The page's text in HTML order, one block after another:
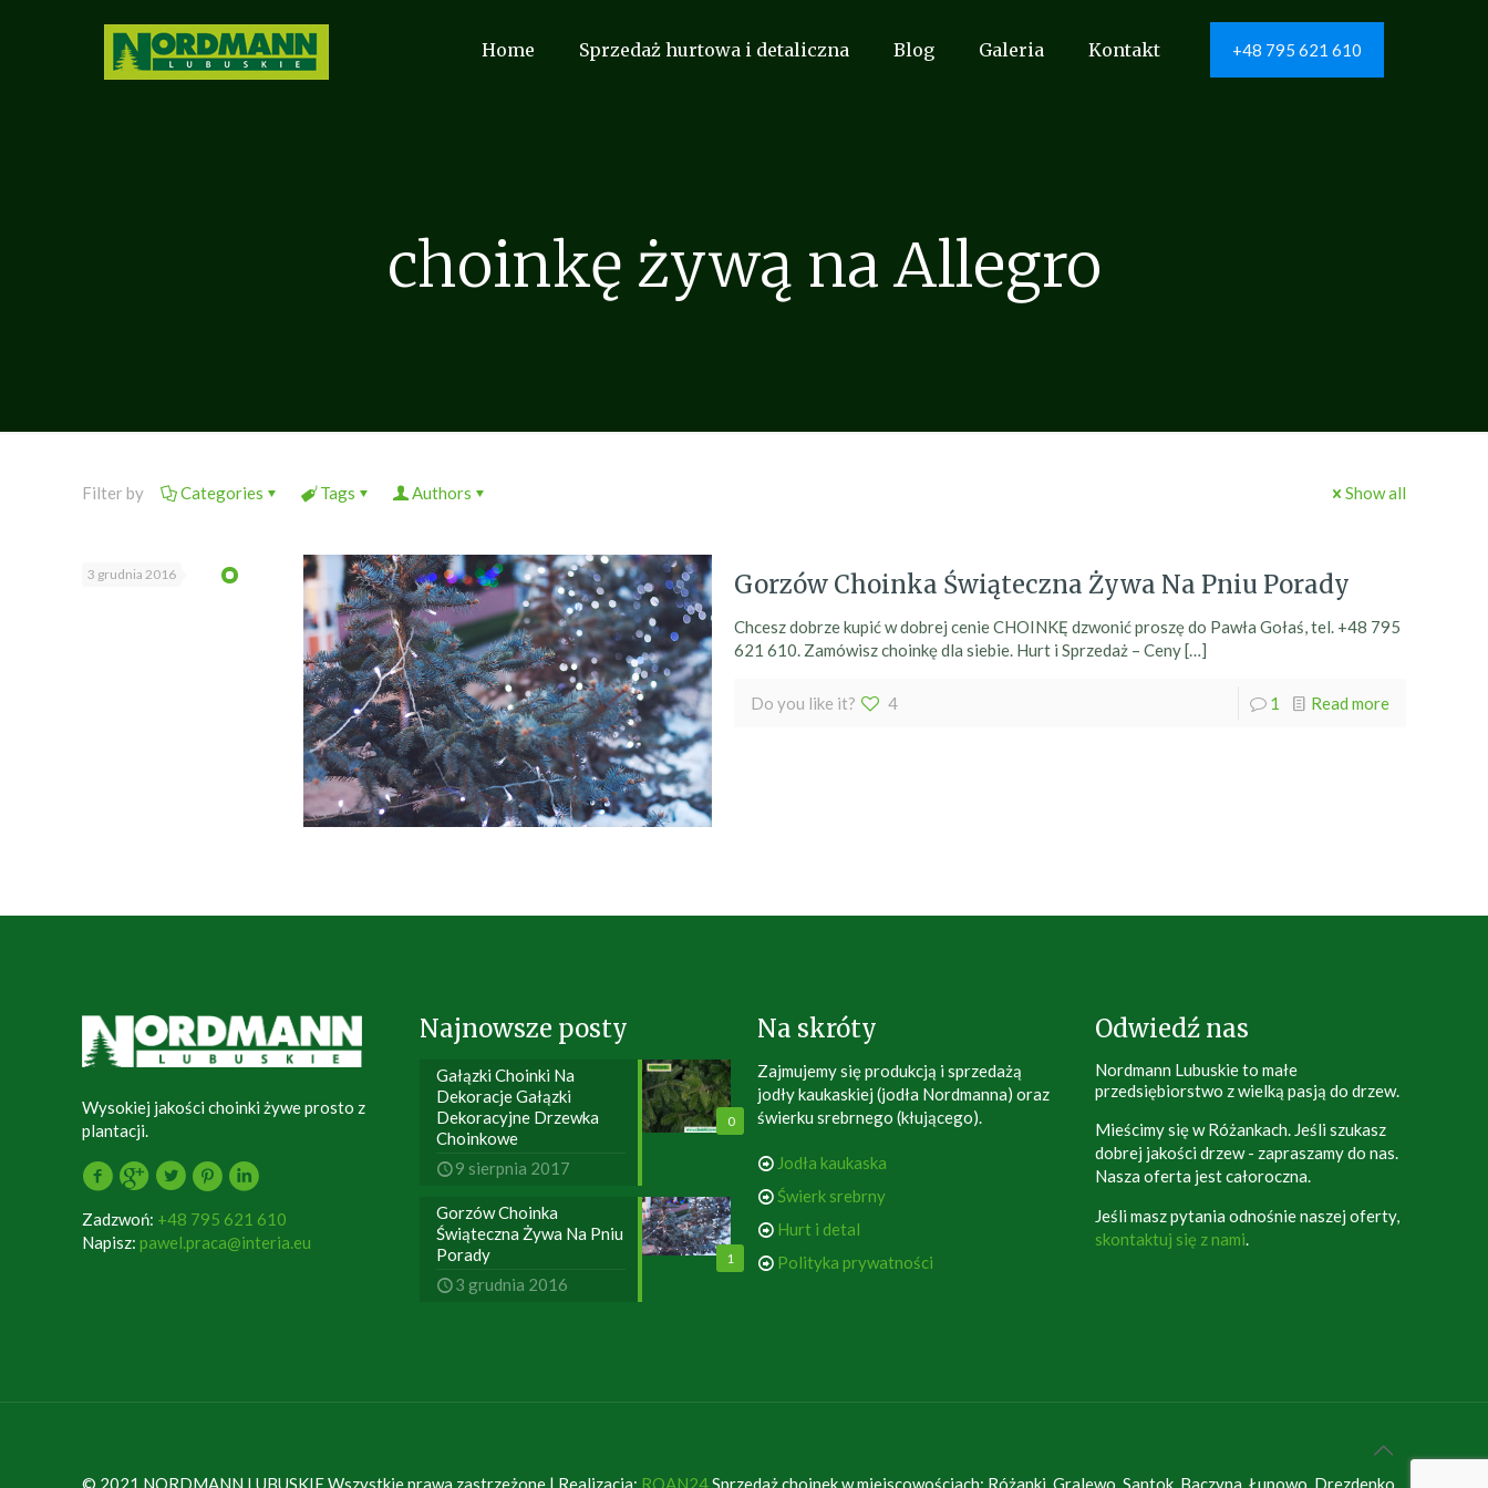
Home Sprzedaż hurtowa i detaliczna Blog Galeria Kontakt +48 795 621 610
choinkę żywą na Allegro
Filter by Categories Tags Authors Show all
3 grudnia 2016 Gorzów Choinka Świąteczna Żywa Na Pniu Porady
Chcesz dobrze kupić w dobrej cenie CHOINKĘ dzwonić proszę do Pawła Gołaś, tel. +48 795
621 610. Zamówisz choinkę dla siebie. Hurt i Sprzedaż – Ceny[…]
Do you like it? 4 1 Read more
Wysokiej jakości choinki żywe prosto z
plantacji.
Zadzwoń: +48 795 621 610
Napisz: pawel.praca@interia.eu
Najnowsze posty
0
Gałązki Choinki Na
Dekoracje Gałązki
Dekoracyjne Drzewka
Choinkowe
9 sierpnia 2017
1
Gorzów Choinka
Świąteczna Żywa Na Pniu
Porady
3 grudnia 2016
Na skróty
Zajmujemy się produkcją i sprzedażą
jodły kaukaskiej (jodła Nordmanna) oraz
świerku srebrnego (kłującego).
Jodła kaukaska
Świerk srebrny
Hurt i detal
Polityka prywatności
Odwiedź nas
Nordmann Lubuskie to małe
przedsiębiorstwo z wielką pasją do drzew.
Mieścimy się w Różankach. Jeśli szukasz
dobrej jakości drzew - zapraszamy do nas.
Nasza oferta jest całoroczna.
Jeśli masz pytania odnośnie naszej oferty,
skontaktuj się z nami
© 2021 NORDMANN LUBUSKIE Wszystkie prawa zastrzeżone | Realizacja: ROAN24Sprzedaż choinek w miejscowościach: Różanki, Gralewo, Santok, Baczyna, Łupowo, Drezdenko,